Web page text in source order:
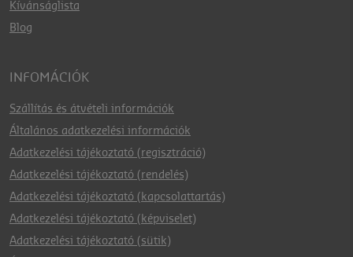
Kívánságlista
Blog
INFOMÁCIÓK
Szállítás és átvételi információk
Általános adatkezelési információk
Adatkezelési tájékoztató (regisztráció)
Adatkezelési tájékoztató (rendelés)
Adatkezelési tájékoztató (kapcsolattartás)
Adatkezelési tájékoztató (képviselet)
Adatkezelési tájékoztató (sütik)